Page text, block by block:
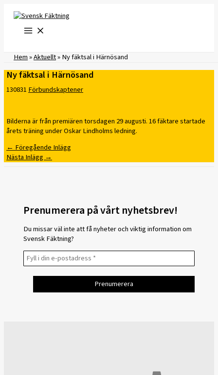
innehåll
Hem»Aktuellt»Ny fäktsal i Härnösand
Ny fäktsal i Härnösand
130831Förbundskaptener
Bilderna är från premiären torsdagen 29 augusti. 16 fäktare startade
årets träning under Oskar Lindholms ledning.
←Föregående Inlägg
Nästa Inlägg→
Prenumerera på vårt nyhetsbrev!
Du missar väl inte att få nyheter och viktig information om
Svensk Fäktning?